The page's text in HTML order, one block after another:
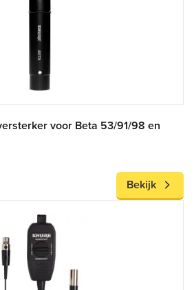
voor Beta 53/91/98 en
Bekijk